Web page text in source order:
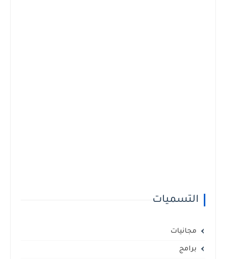
التسميات
مجانيات
برامج